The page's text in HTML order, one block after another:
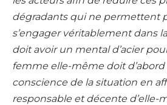
dégradants qui ne permettent
s’engager véritablement dans
doit avoir un mental d’acier
femme elle-même doit
conscience de la situation en
responsable et décente d’elle-